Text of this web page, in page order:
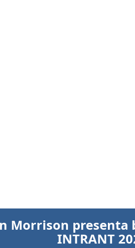
prisión preventiva
implicados en el